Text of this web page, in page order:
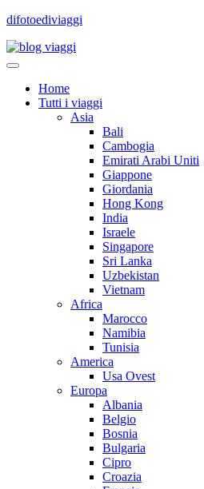
difotoediviaggi
Home
Tutti i viaggi
Asia
Bali
Cambogia
Emirati Arabi Uniti
Giappone
Giordania
Hong Kong
India
Israele
Singapore
Sri Lanka
Uzbekistan
Vietnam
Africa
Marocco
Namibia
Tunisia
America
Usa Ovest
Europa
Albania
Belgio
Bosnia
Bulgaria
Cipro
Croazia